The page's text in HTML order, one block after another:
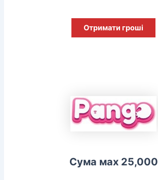
Отримати гроші
Сума мах 25,000